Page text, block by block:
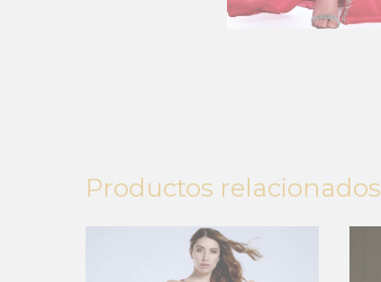
Productos relacionados